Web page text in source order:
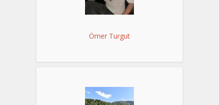
Ömer Turgut